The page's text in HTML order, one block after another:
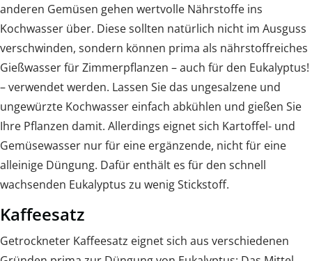
anderen Gemüsen gehen wertvolle Nährstoffe ins
Kochwasser über. Diese sollten natürlich nicht im Ausguss
verschwinden, sondern können prima als nährstoffreiches
Gießwasser für Zimmerpflanzen – auch für den Eukalyptus!
– verwendet werden. Lassen Sie das ungesalzene und
ungewürzte Kochwasser einfach abkühlen und gießen Sie
Ihre Pflanzen damit. Allerdings eignet sich Kartoffel- und
Gemüsewasser nur für eine ergänzende, nicht für eine
alleinige Düngung. Dafür enthält es für den schnell
wachsenden Eukalyptus zu wenig Stickstoff.
Kaffeesatz
Getrockneter Kaffeesatz eignet sich aus verschiedenen